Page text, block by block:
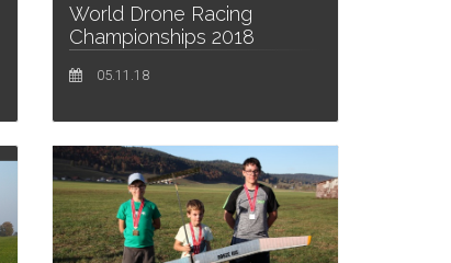
World Drone Racing
Championships 2018
05.11.18